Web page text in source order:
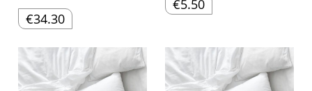
€34.30
€5.50